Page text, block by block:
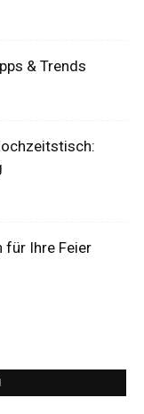
& Trends
Ihre Feier